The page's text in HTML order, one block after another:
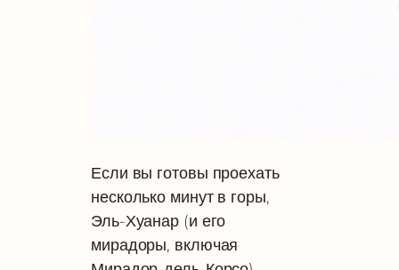
Если вы готовы проехать
несколько минут в горы,
Эль-Хуанар (и его
мирадоры, включая